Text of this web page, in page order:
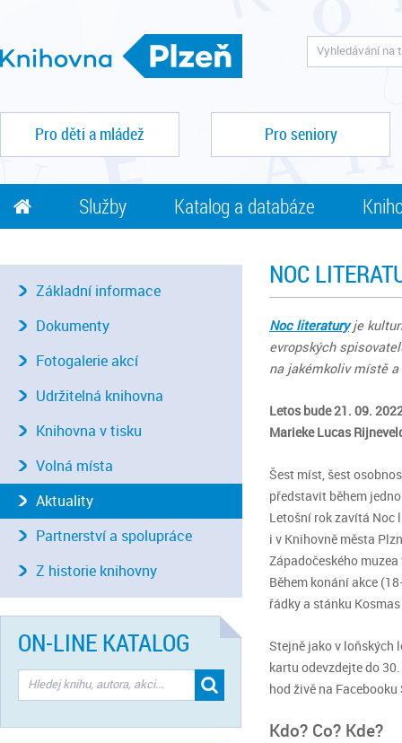
Pro děti a mládež Pro seniory
Služby Katalog a databáze
NOC
Noc literaturyje
evropských
na jakémkoliv místě
Letos bude 21. 09.
Marieke Lucas
Šest míst, šest
představit během
Letošní rok zavítá Noc
i v Knihovně města
Západočeského
Během konání akce
řádky a stánku
Stejně jako v loňských
kartu odevzdejte do
hod živě na
Kdo? Co? Kde?
Základní informace
Dokumenty
Fotogalerie akcí
Udržitelná knihovna
Knihovna v tisku
Volná místa
Aktuality
Partnerství a spolupráce
Z historie knihovny
ON-LINE KATALOG